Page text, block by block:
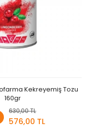
Kekreyemiş Tozu
160gr
630,00 TL
576,00 TL
Stokta Yok